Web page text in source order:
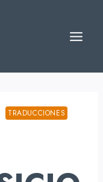
TRADUCCIONES